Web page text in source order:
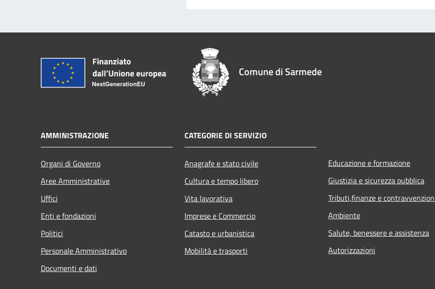
Comune di Sarmede
AMMINISTRAZIONE
Organi di Governo
Aree Amministrative
Uffici
Enti e fondazioni
Politici
Personale Amministrativo
Documenti e dati
CATEGORIE DI SERVIZIO
Anagrafe e stato civile
Cultura e tempo libero
Vita lavorativa
Imprese e Commercio
Catasto e urbanistica
Mobilità e trasporti
Educazione e formazione
Giustizia e sicurezza pubblica
Tributi,finanze e
Ambiente
Salute, benessere e assistenza
Autorizzazioni